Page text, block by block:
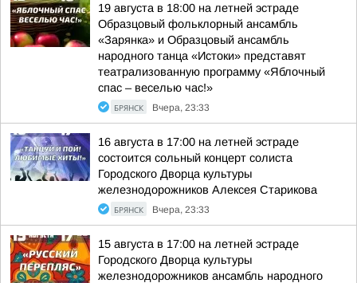
19 августа в 18:00 на летней эстраде
Образцовый фольклорный ансамбль
«Зарянка» и Образцовый ансамбль
народного танца «Истоки» представят
театрализованную программу «Яблочный
спас – веселью час!»
БРЯНСК Вчера, 23:33
16 августа в 17:00 на летней эстраде
состоится сольный концерт солиста
Городского Дворца культуры
железнодорожников Алексея Старикова
БРЯНСК Вчера, 23:33
15 августа в 17:00 на летней эстраде
Городского Дворца культуры
железнодорожников ансамбль народного